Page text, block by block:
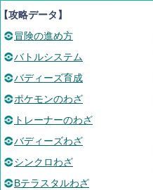
攻略データ】
冒険の進め方
バトルシステム
バディーズ育成
ポケモンのわざ
トレーナーのわざ
バディーズわざ
シンクロわざ
Bテラスタルわざ